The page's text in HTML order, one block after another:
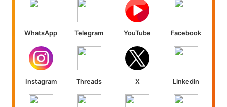
WhatsApp Telegram YouTube Facebook
Instagram Threads X Linkedin